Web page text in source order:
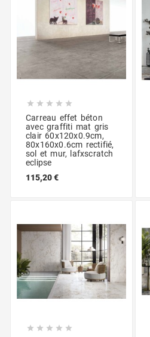
    
Carreau effet béton
avec graffiti mat gris
clair 60x120x0.9cm,
80x160x0.6cm rectifié,
sol et mur, lafxscratch
eclipse
115,20 €
    